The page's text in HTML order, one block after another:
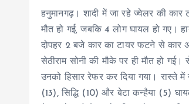
हनुमानगढ़। शादी में जा रहे ज्वेलर की
मौत हो गई, जबकि 4 लोग घायल हो गए।
दोपहर 2 बजे कार का टायर फटने से कार
सेठीराम सोनी की मौके पर ही मौत हो
उनको हिसार रेफर कर दिया गया। रास्ते में
(13), सिद्धि (10) और बेटा कन्हैया (5)